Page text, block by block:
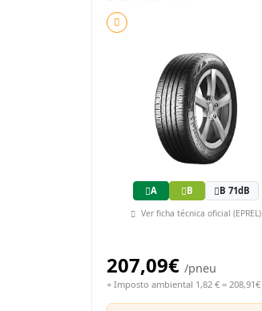
A B B 71dB
Ver ficha técnica oficial (EPREL)
207,09€ /pneu
+ Imposto ambiental 1,82 € = 208,91€